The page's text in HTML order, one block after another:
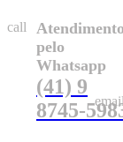
call
Atendimento
pelo
Whatsapp
(41) 9
8745-